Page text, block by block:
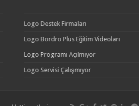
Logo Destek Firmaları
Logo Bordro Plus Eğitim Videoları
Logo Programı Açılmıyor
Logo Servisi Çalışmıyor